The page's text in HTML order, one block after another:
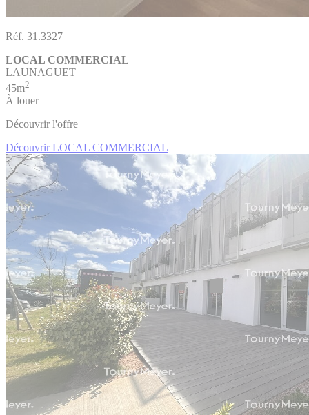
Réf. 31.3327
LOCAL COMMERCIAL
LAUNAGUET
45m2
À louer
Découvrir l'offre
Découvrir LOCAL COMMERCIAL